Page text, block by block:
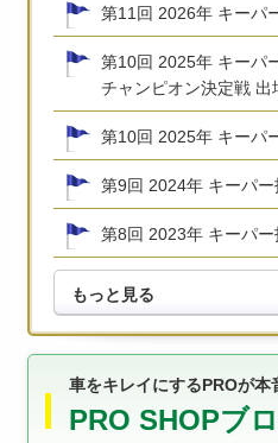
第11回 2026年 キーパ
第10回 2025年 キーパ
チャンピオン決定戦 出
第10回 2025年 キーパ
第9回 2024年 キーパ
第8回 2023年 キーパ
もっと見る
車をキレイにするPROが本
PRO SHOPブ